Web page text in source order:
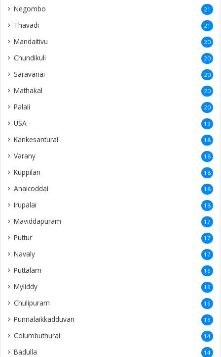
Negombo 21
Thavadi 21
Mandaitivu 20
Chundikuli 20
Saravanai 20
Mathakal 20
Palali 20
USA 19
Kankesanturai 18
Varany 18
Kuppilan 18
Anaicoddai 18
Irupalai 18
Maviddapuram 17
Puttur 17
Navaly 17
Puttalam 16
Myliddy 16
Chulipuram 16
Punnalaikkadduvan 16
Columbuthurai 14
Badulla 14